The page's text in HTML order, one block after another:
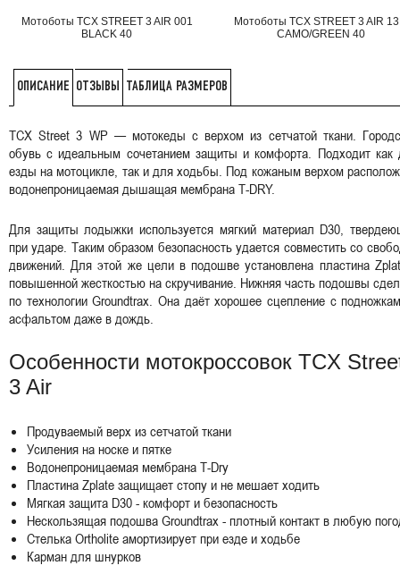
Мотоботы TCX STREET 3 AIR 001
BLACK 40
Мотоботы TCX STREET 3 AIR
CAMO/GREEN 40
ОПИСАНИЕ ОТЗЫВЫ ТАБЛИЦА РАЗМЕРОВ
TCX Street 3 WP — мотокеды с верхом из сетчатой ткани.
обувь с идеальным сочетанием защиты и комфорта. Подходит как
езды на мотоцикле, так и для ходьбы. Под кожаным верхом
водонепроницаемая дышащая мембрана T-DRY.
Для защиты лодыжки используется мягкий материал D30,
при ударе. Таким образом безопасность удается совместить со
движений. Для этой же цели в подошве установлена пластина
повышенной жесткостью на скручивание. Нижняя часть подошвы
по технологии Groundtrax. Она даёт хорошее сцепление с
асфальтом даже в дождь.
Особенности мотокроссовок TCX
3 Air
Продуваемый верх из сетчатой ткани
Усиления на носке и пятке
Водонепроницаемая мембрана T-Dry
Пластина Zplate защищает стопу и не мешает ходить
Мягкая защита D30 - комфорт и безопасность
Нескользящая подошва Groundtrax - плотный контакт в любую
Стелька Ortholite амортизирует при езде и ходьбе
Карман для шнурков